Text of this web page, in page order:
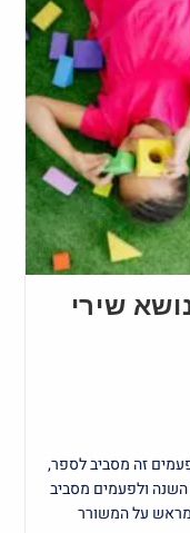
שירי
זה מסביב לספר,
ולפעמים מסביב
מראש על המשורר